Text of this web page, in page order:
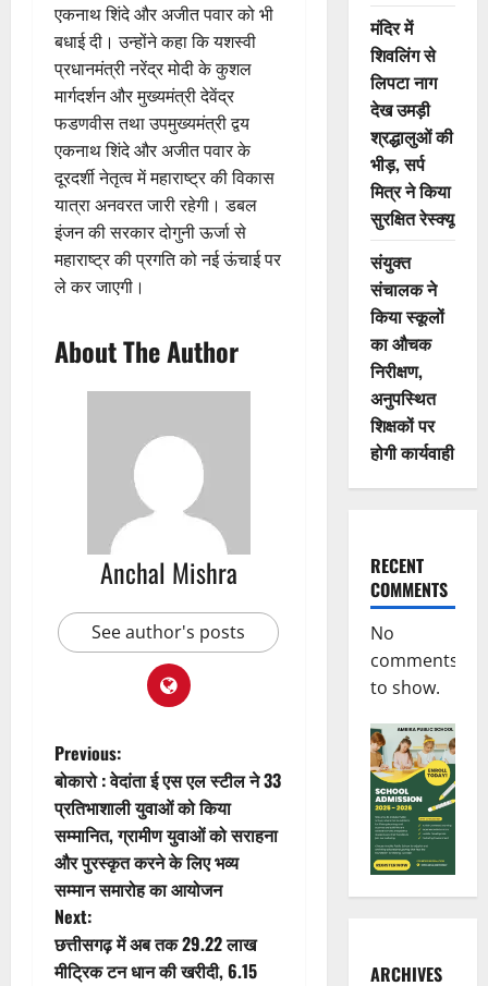
एकनाथ शिंदे और अजीत पवार को भी
बधाई दी। उन्होंने कहा कि यशस्वी
प्रधानमंत्री नरेंद्र मोदी के कुशल
मार्गदर्शन और मुख्यमंत्री देवेंद्र
फडणवीस तथा उपमुख्यमंत्री द्वय
एकनाथ शिंदे और अजीत पवार के
दूरदर्शी नेतृत्व में महाराष्ट्र की विकास
यात्रा अनवरत जारी रहेगी। डबल
इंजन की सरकार दोगुनी ऊर्जा से
महाराष्ट्र की प्रगति को नई ऊंचाई पर
ले कर जाएगी।
About The Author
Anchal Mishra
See author's posts
P
o
s
t
n
Previous:
बोकारो : वेदांता ई एस एल स्टील ने 33
प्रतिभाशाली युवाओं को किया
सम्मानित, ग्रामीण युवाओं को सराहना
और पुरस्कृत करने के लिए भव्य
सम्मान समारोह का आयोजन
Next:
छत्तीसगढ़ में अब तक 29.22 लाख
मीट्रिक टन धान की खरीदी, 6.15
मंदिर में
शिवलिंग से
लिपटा नाग
देख उमड़ी
श्रद्धालुओं की
भीड़, सर्प
मित्र ने किया
सुरक्षित रेस्क्यू
संयुक्त
संचालक ने
किया स्कूलों
का औचक
निरीक्षण,
अनुपस्थित
शिक्षकों पर
होगी कार्यवाही
RECENT
COMMENTS
No
comments
to show.
ARCHIVES